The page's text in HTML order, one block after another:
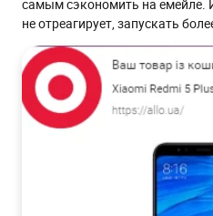
самым сэкономить на емейле.
не отреагирует, запускать